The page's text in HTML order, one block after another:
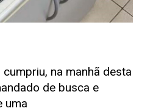
na manhã desta
de busca e
uma